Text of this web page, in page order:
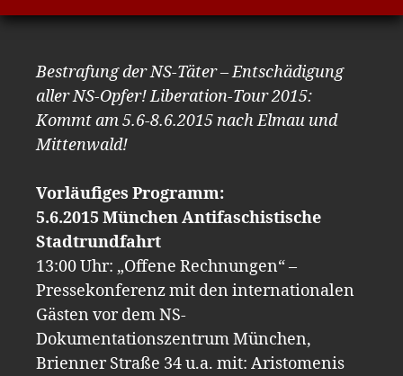
Bestrafung der NS-Täter – Entschädigung
aller NS-Opfer! Liberation-Tour 2015:
Kommt am 5.6-8.6.2015 nach Elmau und
Mittenwald!
Vorläufiges Programm:
5.6.2015 München Antifaschistische
Stadtrundfahrt
13:00 Uhr: „Offene Rechnungen“ –
Pressekonferenz mit den internationalen
Gästen vor dem NS-
Dokumentationszentrum München,
Brienner Straße 34 u.a. mit: Aristomenis